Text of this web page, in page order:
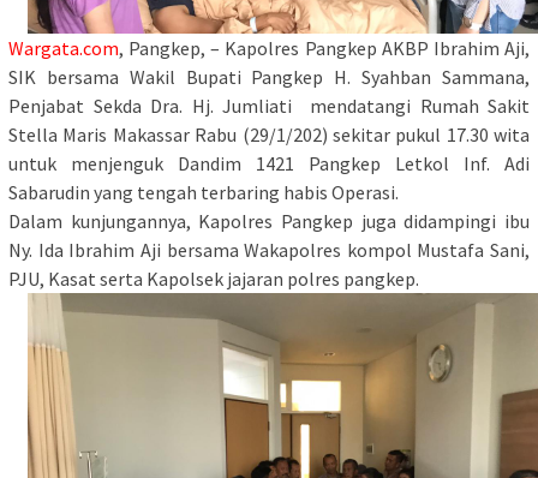
Wargata.com, Pangkep, – Kapolres Pangkep AKBP Ibrahim Aji,
SIK bersama Wakil Bupati Pangkep H. Syahban Sammana,
Penjabat Sekda Dra. Hj. Jumliati mendatangi Rumah Sakit
Stella Maris Makassar Rabu (29/1/202) sekitar pukul 17.30 wita
untuk menjenguk Dandim 1421 Pangkep Letkol Inf. Adi
Sabarudin yang tengah terbaring habis Operasi.
Dalam kunjungannya, Kapolres Pangkep juga didampingi ibu
Ny. Ida Ibrahim Aji bersama Wakapolres kompol Mustafa Sani,
PJU, Kasat serta Kapolsek jajaran polres pangkep.